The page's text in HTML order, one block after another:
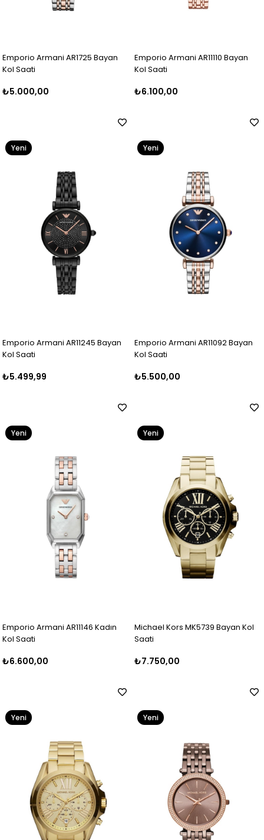
Emporio Armani AR1725 Bayan
Kol Saati
₺5.000,00
Emporio Armani AR11110 Bayan
Kol Saati
₺6.100,00
Emporio Armani AR11245 Bayan
Kol Saati
₺5.499,99
Yeni
Emporio Armani AR11092 Bayan
Kol Saati
₺5.500,00
Yeni
Emporio Armani AR11146 Kadın
Kol Saati
₺6.600,00
Yeni
Michael Kors MK5739 Bayan Kol
Saati
₺7.750,00
Yeni
Yeni
Yeni